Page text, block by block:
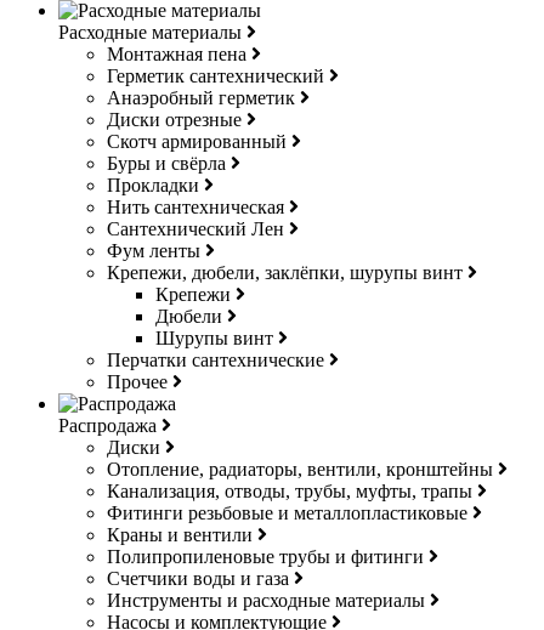
Расходные материалы
Монтажная пена
Герметик сантехнический
Анаэробный герметик
Диски отрезные
Скотч армированный
Буры и свёрла
Прокладки
Нить сантехническая
Сантехнический Лен
Фум ленты
Крепежи, дюбели, заклёпки, шурупы винт
Крепежи
Дюбели
Шурупы винт
Перчатки сантехнические
Прочее
Распродажа
Диски
Отопление, радиаторы, вентили, кронштейны
Канализация, отводы, трубы, муфты, трапы
Фитинги резьбовые и металлопластиковые
Краны и вентили
Полипропиленовые трубы и фитинги
Счетчики воды и газа
Инструменты и расходные материалы
Насосы и комплектующие